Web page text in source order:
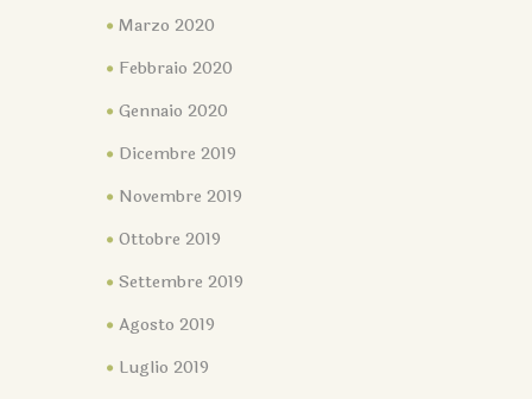
Marzo 2020
Febbraio 2020
Gennaio 2020
Dicembre 2019
Novembre 2019
Ottobre 2019
Settembre 2019
Agosto 2019
Luglio 2019